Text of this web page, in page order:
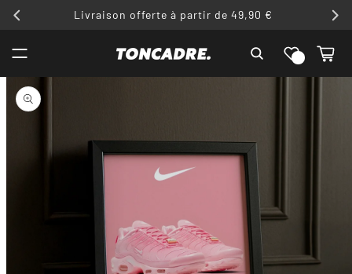
Livraison offerte à partir de 49,90 €
Liste de
souhaits
Panier
PASSER AUX
INFORMATIONS
PRODUITS